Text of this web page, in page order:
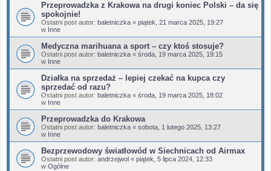
Przeprowadzka z Krakowa na drugi koniec Polski – da się
spokojnie!
Ostatni post autor: baletniczka « piątek, 21 marca 2025, 19:27
w Inne
Medyczna marihuana a sport – czy ktoś stosuje?
Ostatni post autor: baletniczka « środa, 19 marca 2025, 19:15
w Inne
Działka na sprzedaż – lepiej czekać na kupca czy
sprzedać od razu?
Ostatni post autor: baletniczka « środa, 19 marca 2025, 18:02
w Inne
Przeprowadzka do Krakowa
Ostatni post autor: baletniczka « sobota, 1 lutego 2025, 13:27
w Inne
Bezprzewodowy światłowód w Siechnicach od Airmax
Ostatni post autor: andrzejwol « piątek, 5 lipca 2024, 12:33
w Ogólne